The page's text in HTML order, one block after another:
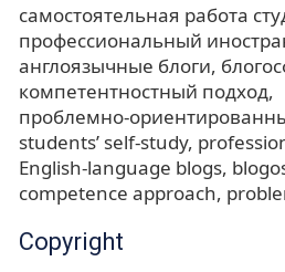
самостоятельная работа
профессиональный
англоязычные блоги
компетентностный подход
проблемно-
students’ self-study
English-language blogs
competence approach
Copyright